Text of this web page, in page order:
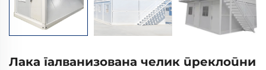
Лака галванизована челик преклопни